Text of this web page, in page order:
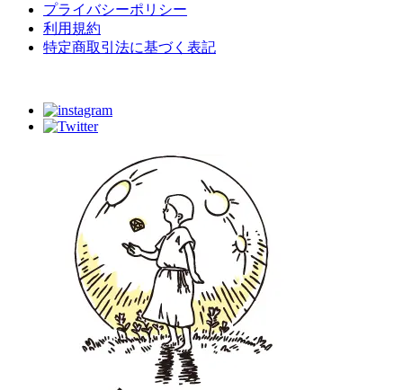
プライバシーポリシー
利用規約
特定商取引法に基づく表記